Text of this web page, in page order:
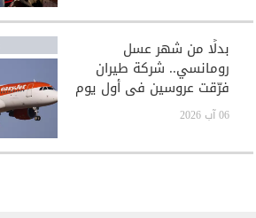
بدلًا من شهر عسل
رومانسي.. شركة طيران
فرّقت عروسين في أول يوم
بعد الزفاف!
06 آب 2026